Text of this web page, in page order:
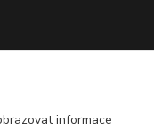
informace